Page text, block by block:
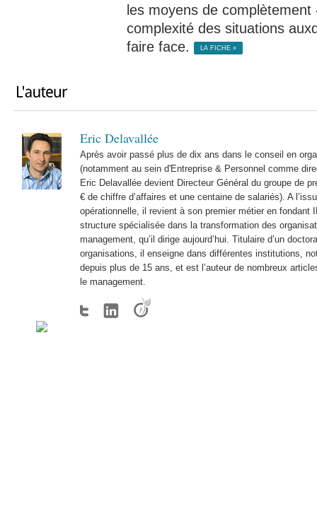
les moyens de
complexité des situations
faire face.
LA FICHE »
Eric Delavallée
Après avoir passé plus de dix ans dans le conseil en
(notamment au sein d'Entreprise & Personnel comme
Eric Delavallée devient Directeur Général du groupe de
€ de chiffre d’affaires et une centaine de salariés). A
opérationnelle, il revient à son premier métier en fondant
structure spécialisée dans la transformation des
management, qu’il dirige aujourd’hui. Titulaire d’un
organisations, il enseigne dans différentes institutions,
depuis plus de 15 ans, et est l’auteur de nombreux
le management.